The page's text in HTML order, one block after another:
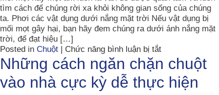
chuột
bằng
thuốc
muỗi
này
chưa?
tìm cách để chúng rời xa khỏi không gian sống của chúng
ta. Phơi các vật dụng dưới nắng mặt trời Nếu vật dụng bị
mối mọt gây hại, bạn hãy đem chúng ra dưới ánh nắng mặt
trời, để đạt hiệu […]
Posted in Chuột | Chức năng bình luận bị tắtở
Cách
diệt
con
mọt
Những cách ngăn chặn chuột
vào nhà cực kỳ dễ thực hiện